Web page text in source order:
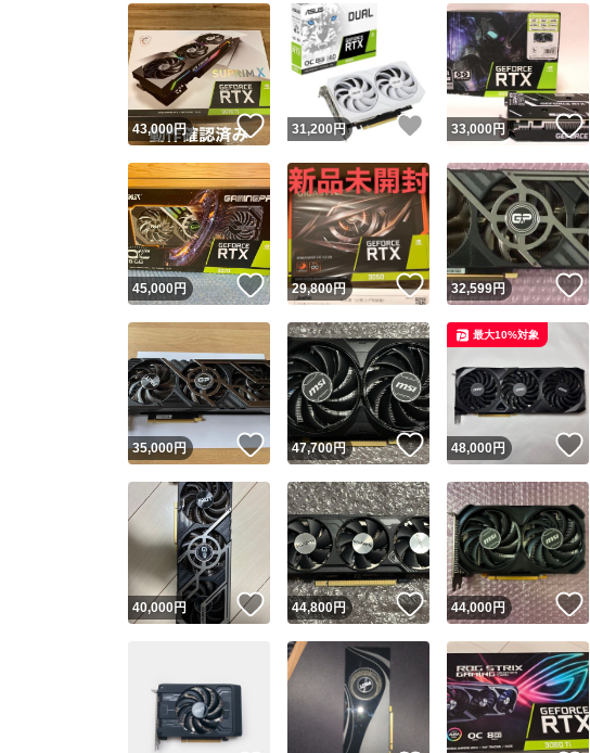
Yahoo!フリマが定めた
安心取引出品者
安心取引出品者
43,000円 いいね！
31,200 円 いいね！
33,000 円
45,000円 いいね！
29,800円 いいね！
32,599円
35,000円 いいね！
47,700円 いいね！
48,000円
最大10%対象
40,000円 いいね！
44,800円 いいね！
44,000円